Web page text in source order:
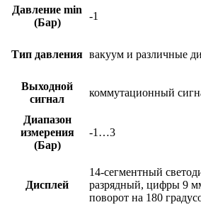
Давление min
(Бар)
-1
Тип давления вакуум и различные
Выходной
сигнал
коммутационный
Диапазон
измерения
(Бар)
-1…3
Дисплей
14-сегментный
разрядный, цифры 9
поворот на 180